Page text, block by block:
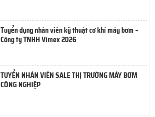
Tuyển dụng nhân viên kỹ thuật cơ khí máy bơm –
Công ty TNHH Vimex 2026
TUYỂN NHÂN VIÊN SALE THỊ TRƯỜNG MÁY BƠM
CÔNG NGHIỆP